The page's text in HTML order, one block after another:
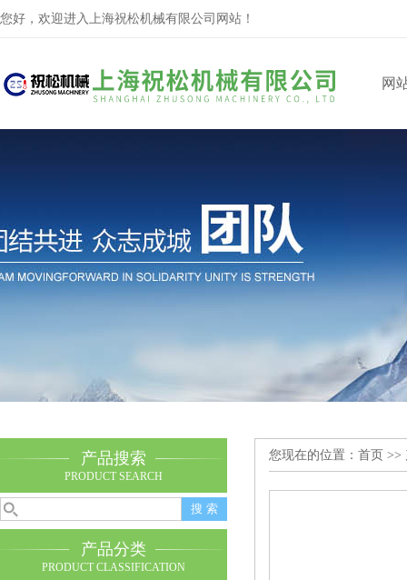
您好，欢迎进入上海祝松机械有限公司网站！
网
产品搜索
PRODUCT SEARCH
产品分类
PRODUCT CLASSIFICATION
您现在的位置： 首页 >>